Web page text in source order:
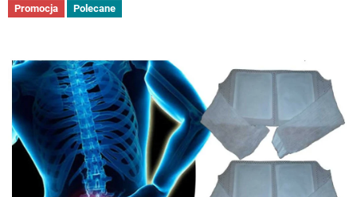
Promocja Polecane